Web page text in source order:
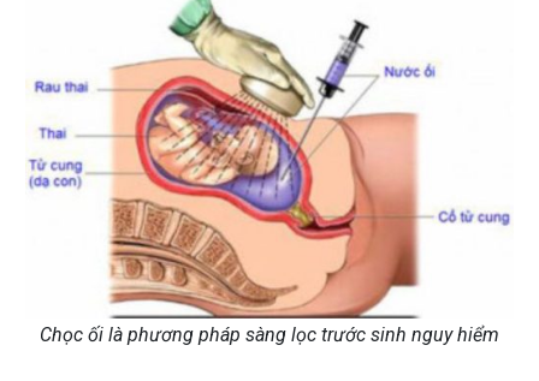
Chọc ối là phương pháp sàng lọc trước sinh nguy hiểm